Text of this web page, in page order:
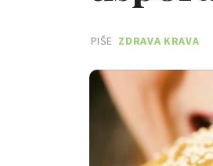
PIŠE ZDRAVA KRAVA